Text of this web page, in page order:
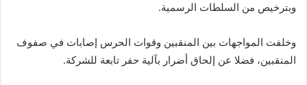
وبترخيص من السلطات الرسمية.
وخلفت المواجهات بين المنقبين وقوات الحرس إصابات في صفوف
المنقبين، فضلا عن إلحاق أضرار بآلية حفر تابعة للشركة.